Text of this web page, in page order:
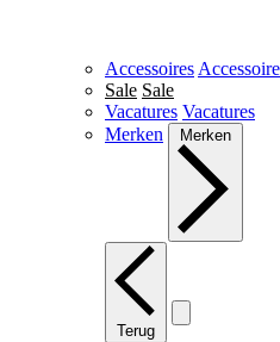
Accessoires
Sale Sale
Vacatures Vacatures
Merken
Merken
Terug